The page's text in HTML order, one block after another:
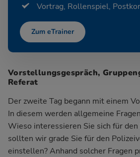
Vortrag, Rollenspiel,
Zum eTrainer
Vorstellungsgespräch,
Referat
Der zweite Tag begann mit einem
In diesem werden allgemeine
Wieso interessieren Sie sich für
sollten wir grade Sie für den
einstellen? Anhand solcher Fragen